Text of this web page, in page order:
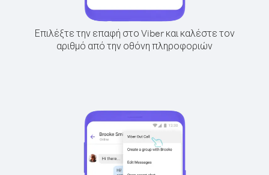
Επιλέξτε την επαφή στο Viber και καλέστε τον
αριθμό από την οθόνη πληροφοριών